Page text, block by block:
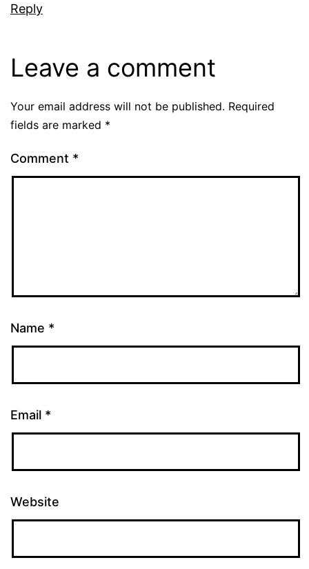
Reply
Leave a comment
Your email address will not be published. Required
fields are marked *
Comment *
Name *
Email *
Website